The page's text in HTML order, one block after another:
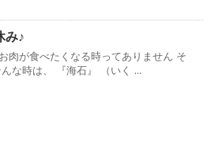
み♪
肉が食べたくなる時ってありません そ
な時は、 『海石』 （いく ...